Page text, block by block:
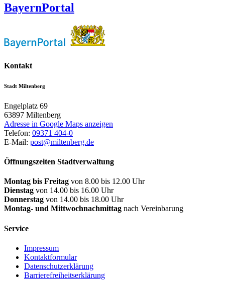
BayernPortal
Kontakt
Stadt Miltenberg
Engelplatz 69
63897 Miltenberg
Adresse in Google Maps anzeigen
Telefon: 09371 404-0
E-Mail: post@miltenberg.de
Öffnungszeiten Stadtverwaltung
Montag bis Freitag von 8.00 bis 12.00 Uhr
Dienstag von 14.00 bis 16.00 Uhr
Donnerstag von 14.00 bis 18.00 Uhr
Montag- und Mittwochnachmittag nach Vereinbarung
Service
Impressum
Kontaktformular
Datenschutzerklärung
Barrierefreiheitserklärung